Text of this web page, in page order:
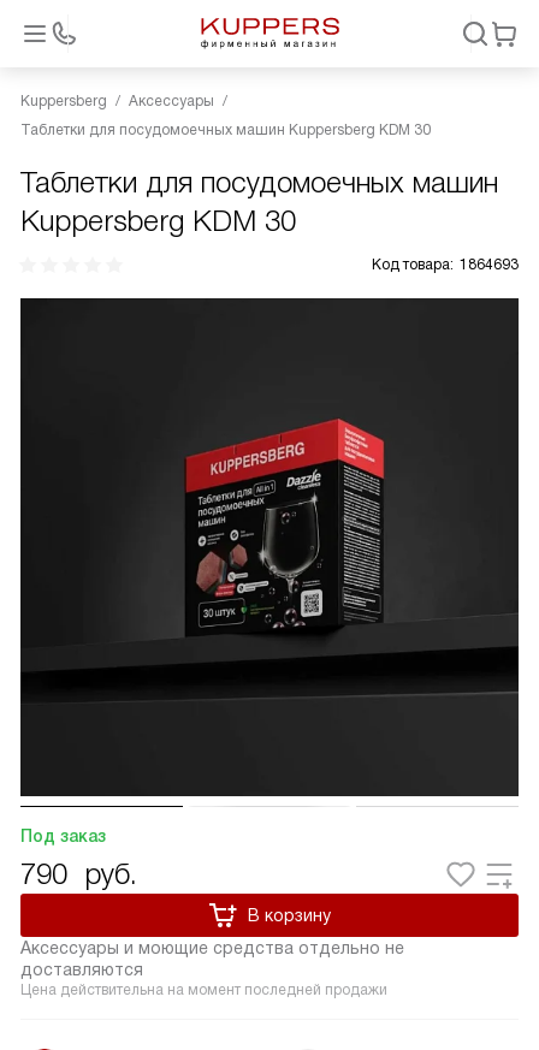
Kuppersberg
Аксессуары
Таблетки для посудомоечных машин Kuppersberg KDM 30
Таблетки для посудомоечных машин
Kuppersberg KDM 30
Код товара: 1864693
Под заказ
790 руб.
Аксессуары и моющие средства отдельно не
доставляются
В корзину
Цена действительна на момент последней продажи